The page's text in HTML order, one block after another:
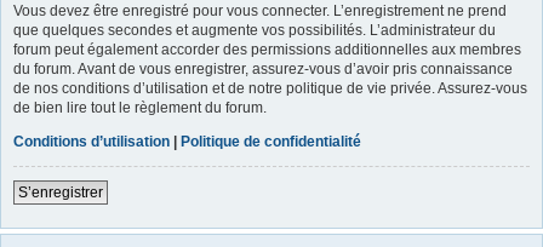
Vous devez être enregistré pour vous connecter. L’enregistrement ne prend
que quelques secondes et augmente vos possibilités. L’administrateur du
forum peut également accorder des permissions additionnelles aux membres
du forum. Avant de vous enregistrer, assurez-vous d’avoir pris connaissance
de nos conditions d’utilisation et de notre politique de vie privée. Assurez-vous
de bien lire tout le règlement du forum.
Conditions d’utilisation | Politique de confidentialité
S’enregistrer